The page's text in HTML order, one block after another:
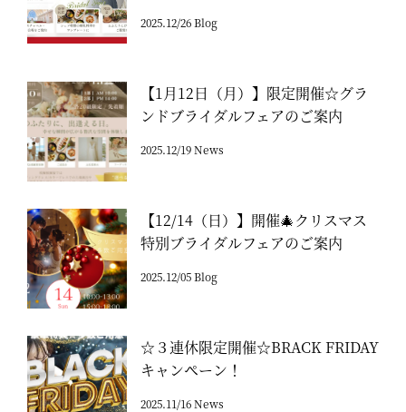
2025.12/26 Blog
【1月12日（月）】限定開催☆グラ
ンドブライダルフェアのご案内
2025.12/19 News
【12/14（日）】開催🎄クリスマス
特別ブライダルフェアのご案内
2025.12/05 Blog
☆３連休限定開催☆BRACK FRIDAY
キャンペーン！
2025.11/16 News